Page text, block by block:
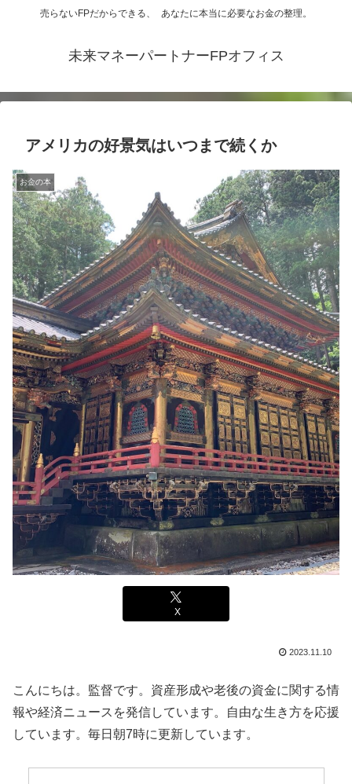
売らないFPだからできる、 あなたに本当に必要なお金の整理。
未来マネーパートナーFPオフィス
アメリカの好景気はいつまで続くか
お金の本
X
2023.11.10
こんにちは。監督です。資産形成や老後の資金に関する情
報や経済ニュースを発信しています。自由な生き方を応援
しています。毎日朝7時に更新しています。